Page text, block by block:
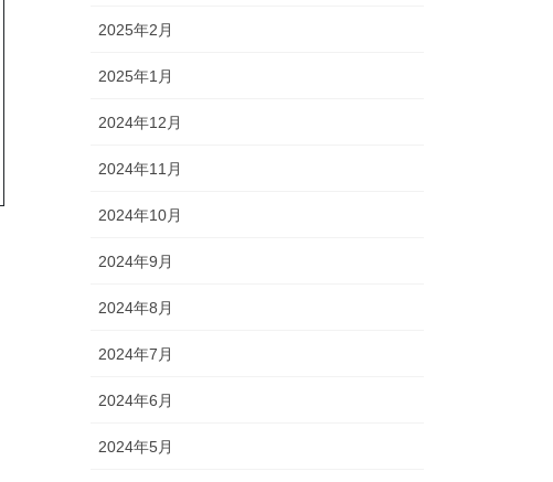
2025年2月
2025年1月
2024年12月
2024年11月
2024年10月
2024年9月
2024年8月
2024年7月
2024年6月
2024年5月